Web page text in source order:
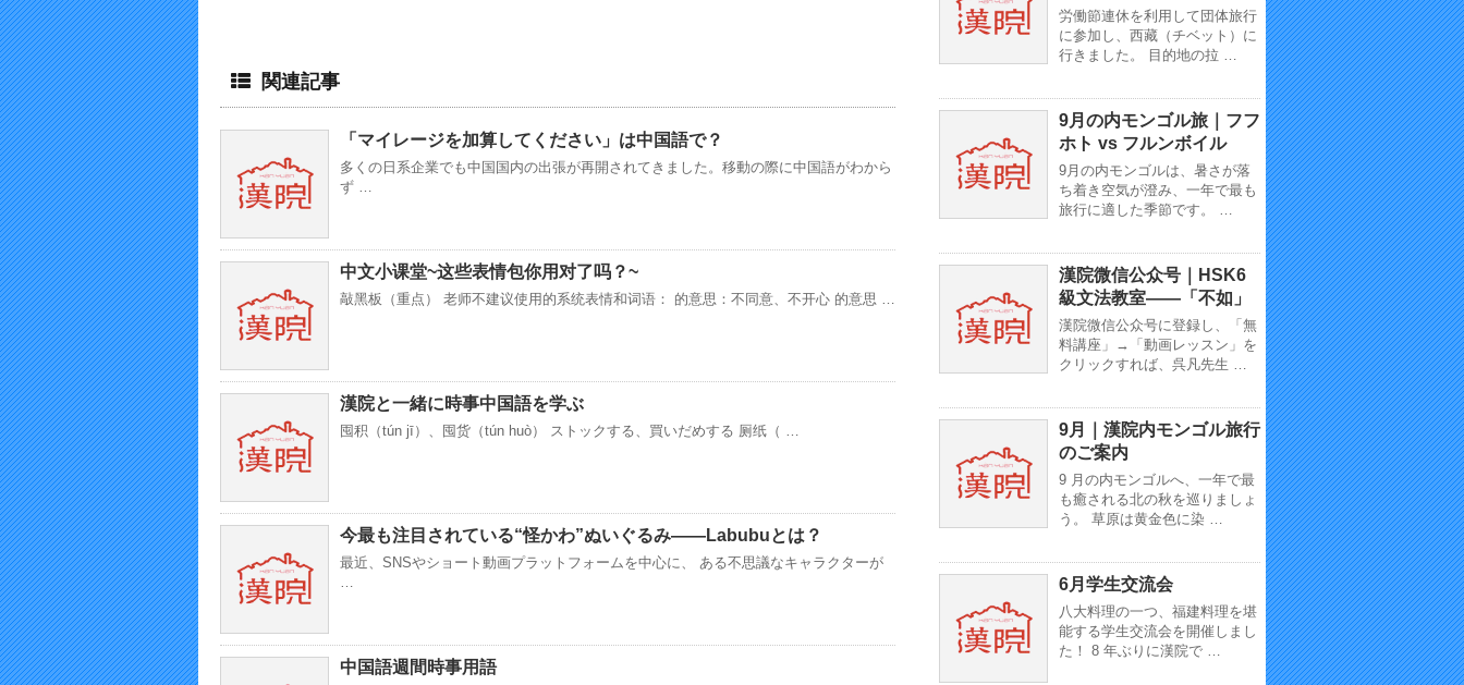
関連記事
「マイレージを加算してください」は中国語で？
多くの日系企業でも中国国内の出張が再開されてきました。移動の際に中国語がわから
ず …
中文小课堂~这些表情包你用对了吗？~
敲黑板（重点） 老师不建议使用的系统表情和词语： 的意思：不同意、不开心 的意思 …
漢院と一緒に時事中国語を学ぶ
囤积（tún jī）、囤货（tún huò） ストックする、買いだめする 厕纸（ …
今最も注目されている“怪かわ”ぬいぐるみ——Labubuとは？
最近、SNSやショート動画プラットフォームを中心に、 ある不思議なキャラクターが
…
中国語週間時事用語
労働節連休を利用して団体旅行
に参加し、西藏（チベット）に
行きました。 目的地の拉 …
9月の内モンゴル旅｜フフ
ホト vs フルンボイル
9月の内モンゴルは、暑さが落
ち着き空気が澄み、一年で最も
旅行に適した季節です。 …
漢院微信公众号｜HSK6
級文法教室——「不如」
漢院微信公众号に登録し、「無
料講座」→「動画レッスン」を
クリックすれば、呉凡先生 …
9月｜漢院内モンゴル旅行
のご案内
9 月の内モンゴルへ、一年で最
も癒される北の秋を巡りましょ
う。 草原は黄金色に染 …
6月学生交流会
八大料理の一つ、福建料理を堪
能する学生交流会を開催しまし
た！ 8 年ぶりに漢院で …